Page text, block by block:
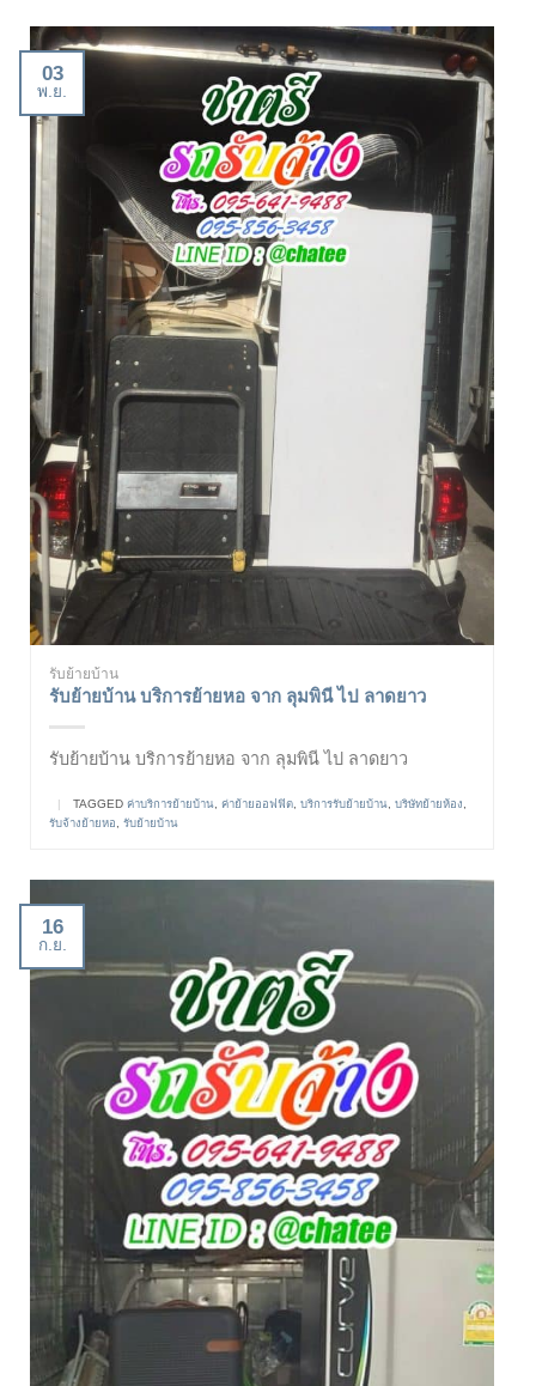
03
พ.ย.
รับย้ายบ้าน
รับย้ายบ้าน บริการย้ายหอ จาก ลุมพินี ไป ลาดยาว
รับย้ายบ้าน บริการย้ายหอ จาก ลุมพินี ไป ลาดยาว
| TAGGED ค่าบริการย้ายบ้าน ค่าย้ายออฟฟิต บริการรับย้ายบ้าน บริษัทย้ายห้อง
รับจ้างย้ายหอ
รับย้ายบ้าน
16
ก.ย.